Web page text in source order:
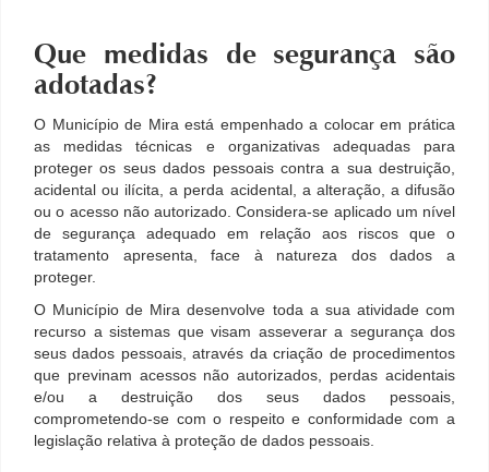
Que medidas de segurança são
adotadas?
O Município de Mira está empenhado a colocar em prática
as medidas técnicas e organizativas adequadas para
proteger os seus dados pessoais contra a sua destruição,
acidental ou ilícita, a perda acidental, a alteração, a difusão
ou o acesso não autorizado. Considera-se aplicado um nível
de segurança adequado em relação aos riscos que o
tratamento apresenta, face à natureza dos dados a
proteger.
O Município de Mira desenvolve toda a sua atividade com
recurso a sistemas que visam asseverar a segurança dos
seus dados pessoais, através da criação de procedimentos
que previnam acessos não autorizados, perdas acidentais
e/ou a destruição dos seus dados pessoais,
comprometendo-se com o respeito e conformidade com a
legislação relativa à proteção de dados pessoais.